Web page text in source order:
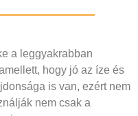
a leggyakrabban
hogy jó az íze és
is van, ezért nem
nem csak a